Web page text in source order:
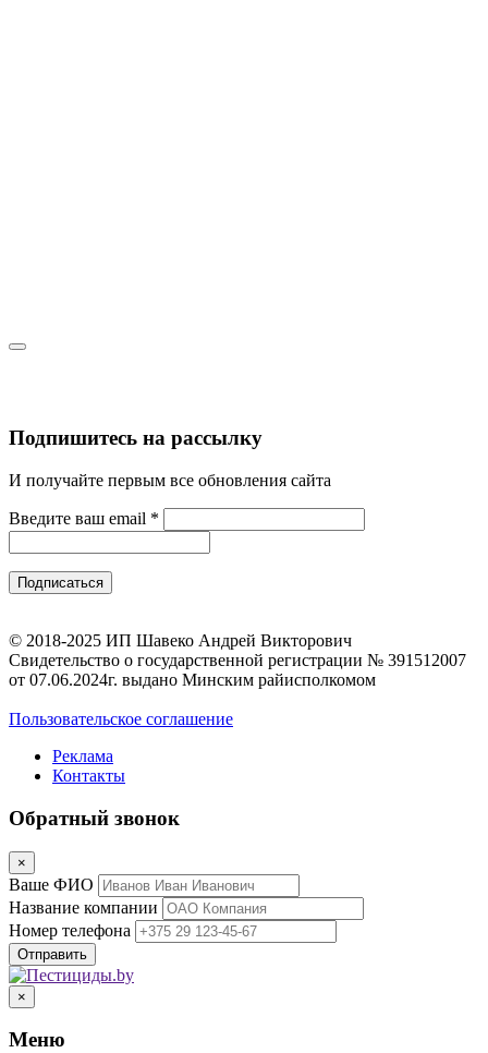
Подпишитесь на рассылку
И получайте первым все обновления сайта
Введите ваш email *
© 2018-2025 ИП Шавеко Андрей Викторович
Свидетельство о государственной регистрации № 391512007
от 07.06.2024г. выдано Минским райисполкомом
Пользовательское соглашение
Реклама
Контакты
Обратный звонок
×
Ваше ФИО
Название компании
Номер телефона
×
Меню